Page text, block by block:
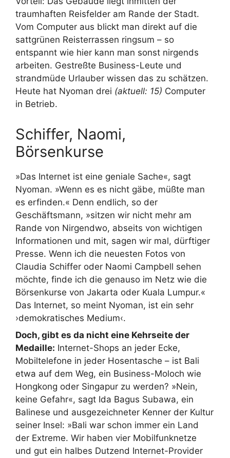
traumhaften Reisfelder am Rande der Stadt.
Vom Computer aus blickt man direkt auf die
sattgrünen Reisterrassen ringsum – so
entspannt wie hier kann man sonst nirgends
arbeiten. Gestreßte Business-Leute und
strandmüde Urlauber wissen das zu schätzen.
Heute hat Nyoman drei (aktuell: 15) Computer
in Betrieb.
Schiffer, Naomi,
Börsenkurse
»Das Internet ist eine geniale Sache«, sagt
Nyoman. »Wenn es es nicht gäbe, müßte man
es erfinden.« Denn endlich, so der
Geschäftsmann, »sitzen wir nicht mehr am
Rande von Nirgendwo, abseits von wichtigen
Informationen und mit, sagen wir mal, dürftiger
Presse. Wenn ich die neuesten Fotos von
Claudia Schiffer oder Naomi Campbell sehen
möchte, finde ich die genauso im Netz wie die
Börsenkurse von Jakarta oder Kuala Lumpur.«
Das Internet, so meint Nyoman, ist ein sehr
›demokratisches Medium‹.
Doch, gibt es da nicht eine Kehrseite der
Medaille: Internet-Shops an jeder Ecke,
Mobiltelefone in jeder Hosentasche – ist Bali
etwa auf dem Weg, ein Business-Moloch wie
Hongkong oder Singapur zu werden? »Nein,
keine Gefahr«, sagt Ida Bagus Subawa, ein
Balinese und ausgezeichneter Kenner der Kultur
seiner Insel: »Bali war schon immer ein Land
der Extreme. Wir haben vier Mobilfunknetze
und gut ein halbes Dutzend Internet-Provider